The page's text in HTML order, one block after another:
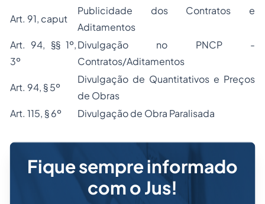
Art. 91, caput
Publicidade dos Contratos e
Aditamentos
Art. 94, §§ 1º,
3º
Divulgação no PNCP -
Contratos/Aditamentos
Art. 94, § 5º
Divulgação de Quantitativos e Preços
de Obras
Art. 115, § 6º
Divulgação de Obra Paralisada
Fique sempre informado
com o Jus!